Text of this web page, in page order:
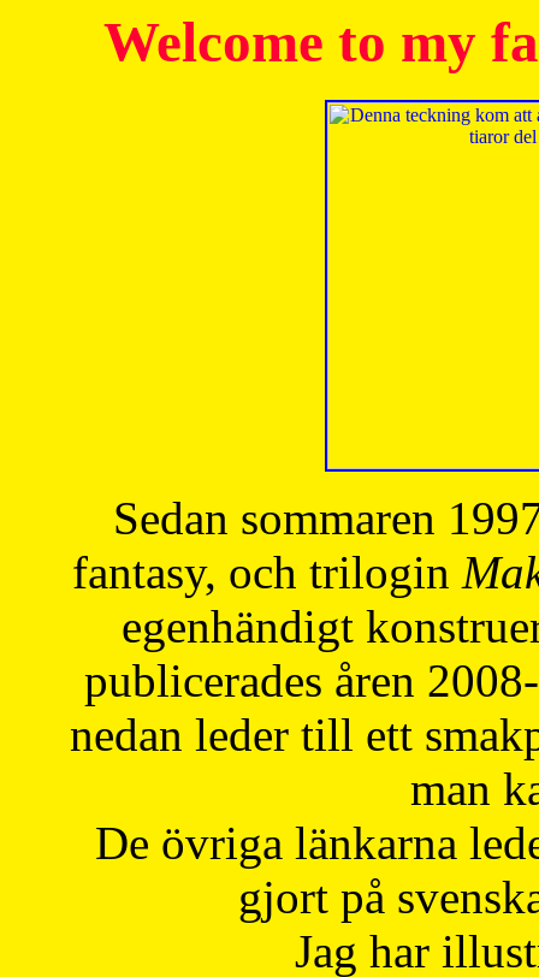
Welcome to my
Sedan sommaren
fantasy, och trilogin
egenhändigt
publicerades åren
nedan leder till ett
man
De övriga länkarna
gjort på
Jag har